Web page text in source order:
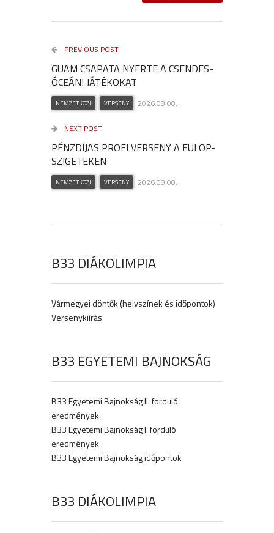
PREVIOUS POST
GUAM CSAPATA NYERTE A CSENDES-
ÓCEÁNI JÁTÉKOKAT
NEMZETKÖZI VERSENY 2026.08.08.
NEXT POST
PÉNZDÍJAS PROFI VERSENY A FÜLÖP-
SZIGETEKEN
NEMZETKÖZI VERSENY 2026.08.08.
B33 DIÁKOLIMPIA
Vármegyei döntők (helyszínek és időpontok)
Versenykiírás
B33 EGYETEMI BAJNOKSÁG
B33 Egyetemi Bajnokság II. forduló
eredmények
B33 Egyetemi Bajnokság I. forduló
eredmények
B33 Egyetemi Bajnokság időpontok
B33 DIÁKOLIMPIA